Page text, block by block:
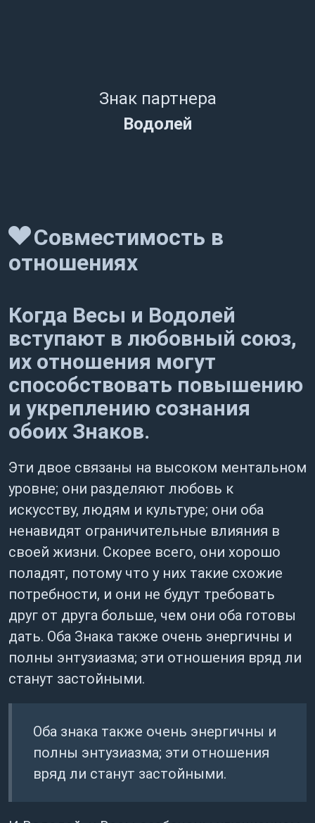
Знак партнера
Водолей
Совместимость в
отношениях
Когда Весы и Водолей
вступают в любовный союз,
их отношения могут
способствовать повышению
и укреплению сознания
обоих Знаков.
Эти двое связаны на высоком ментальном
уровне; они разделяют любовь к
искусству, людям и культуре; они оба
ненавидят ограничительные влияния в
своей жизни. Скорее всего, они хорошо
поладят, потому что у них такие схожие
потребности, и они не будут требовать
друг от друга больше, чем они оба готовы
дать. Оба Знака также очень энергичны и
полны энтузиазма; эти отношения вряд ли
станут застойными.
Оба знака также очень энергичны и
полны энтузиазма; эти отношения
вряд ли станут застойными.